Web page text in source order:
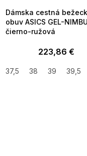
Dámska cestná
obuv ASICS GEL-
čierno-ružová
223,86 €
37,5 38 39 39,5